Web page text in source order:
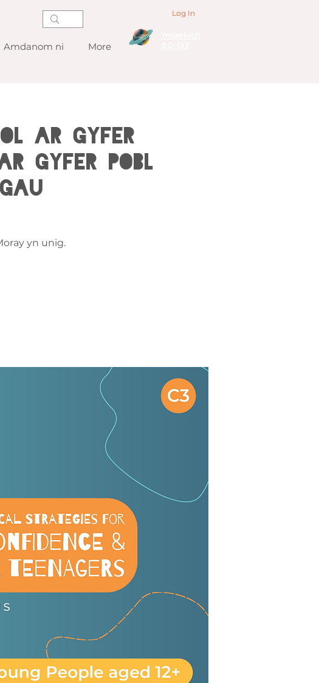
Amdanom ni More
Log In
ar gyfer
gyfer Pobl
yn unig.